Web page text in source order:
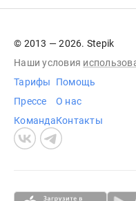
© 2013 — 2026. Stepik
Наши условия
Тарифы
Прессе
Команда
Помощь
О нас
Контакты